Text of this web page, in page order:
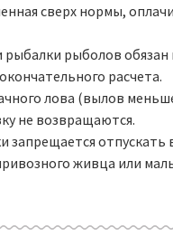
сверх нормы,
рыбалки рыболов обязан
расчета.
лова (вылов
не возвращаются.
запрещается
живца или